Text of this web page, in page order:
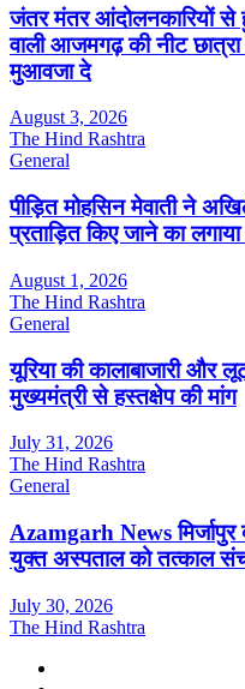
जंतर मंतर आंदोलनकारियों
वाली आजमगढ़ की नीट
मुआवजा दे
August 3, 2026
The Hind Rashtra
General
पीड़ित मोहसिन मेवाती ने
प्रताड़ित किए जाने का
August 1, 2026
The Hind Rashtra
General
यूरिया की कालाबाजारी और
मुख्यमंत्री से हस्तक्षेप की मांग
July 31, 2026
The Hind Rashtra
General
Azamgarh News मिर्जापुर
युक्त अस्पताल को तत्काल
July 30, 2026
The Hind Rashtra